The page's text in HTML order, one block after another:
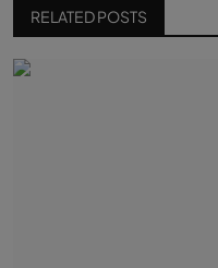
RELATED POSTS